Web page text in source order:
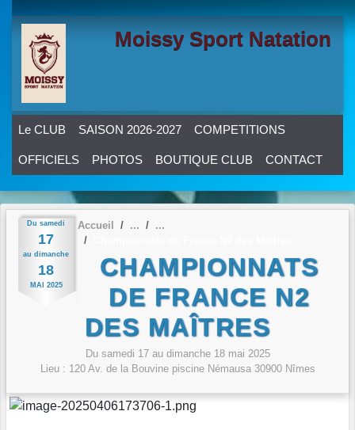
Moissy Sport Natation
Le CLUB SAISON 2026-2027 COMPETITIONS
OFFICIELS PHOTOS BOUTIQUE CLUB CONTACT
Du samedi
17
au dimanche
18
MAI 2025
Accueil
CHAMPIONNATS
DE FRANCE N2
DES MAÎTRES
Du samedi 17au dimanche 18 mai 2025
Lieu : 120 Av. de la Bouvine piscine Némausa 30900 Nîmes